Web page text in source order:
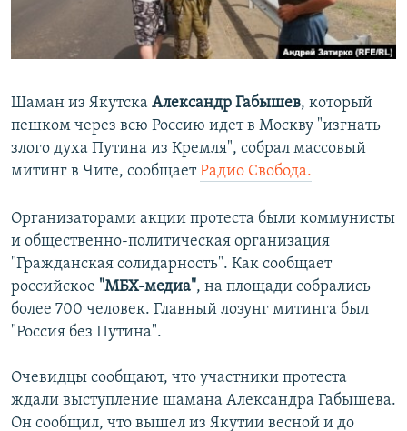
ПОБЕДИТЕЛЕЙ НЕ СУДЯТ?
КРЫМ.НЕПОКОРЕННЫЙ
УКРАИНСКАЯ ПРОБЛЕМА КРЫМА
Все сайты RFE/RL
Шаман из Якутска Александр Габышев, который
пешком через всю Россию идет в Москву "изгнать
злого духа Путина из Кремля", собрал массовый
митинг в Чите, сообщаетРадио Свобода.
Организаторами акции протеста были коммунисты
и общественно-политическая организация
"Гражданская солидарность". Как сообщает
российское "МБХ-медиа", на площади собрались
более 700 человек. Главный лозунг митинга был
"Россия без Путина".
Очевидцы сообщают, что участники протеста
ждали выступление шамана Александра Габышева.
Он сообщил, что вышел из Якутии весной и до